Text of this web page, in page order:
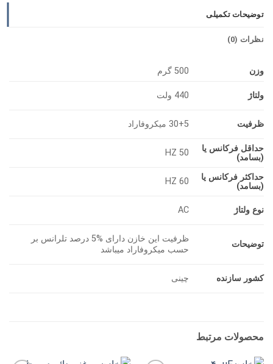
توضیحات تکمیلی
نظرات (0)
وزن 500 گرم
ولتاژ 440 ولت
ظرفیت 30+5 میکروفاراد
حداقل فرکانس یا
(بسامد)
50 HZ
حداکثر فرکانس یا
(بسامد)
60 HZ
نوع ولتاژ AC
توضیحات
ظرفیت این خازن دارای %5 درصد تلرانس بر
حسب میکروفاراد میباشد
کشور سازنده چینی
محصولات مرتبط